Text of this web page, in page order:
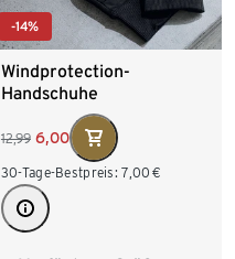
-14%
Windprotection-
Handschuhe
12,99 6,00
30-Tage-Bestpreis: 7,00 €